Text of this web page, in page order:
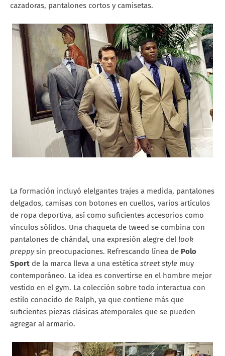
cazadoras, pantalones cortos y camisetas.
La formación incluyó elelgantes trajes a medida, pantalones
delgados, camisas con botones en cuellos, varios artículos
de ropa deportiva, así como suficientes accesorios como
vínculos sólidos. Una chaqueta de tweed se combina con
pantalones de chándal, una expresión alegre del look
preppysin preocupaciones. Refrescando línea de Polo
Sport de la marca lleva a una estética street style muy
contemporáneo. La idea es convertirse en el hombre mejor
vestido en el gym. La colección sobre todo interactua con
estilo conocido de Ralph, ya que contiene más que
suficientes piezas clásicas atemporales que se pueden
agregar al armario.